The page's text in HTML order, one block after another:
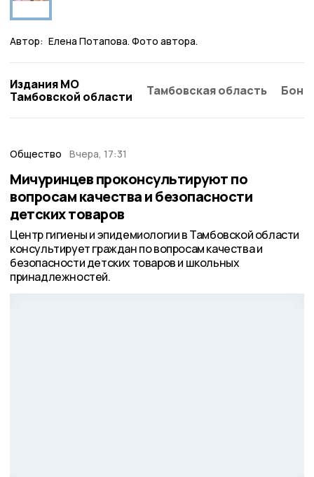
Автор: Елена Потапова. Фото автора.
Издания МО
Тамбовской области
Тамбовская область
Общество Вчера, 17:31
Мичуринцев проконсультируют по
вопросам качества и безопасности
детских товаров
Центр гигиены и эпидемиологии в Тамбовской области
консультирует граждан по вопросам качества и
безопасности детских товаров и школьных
принадлежностей.